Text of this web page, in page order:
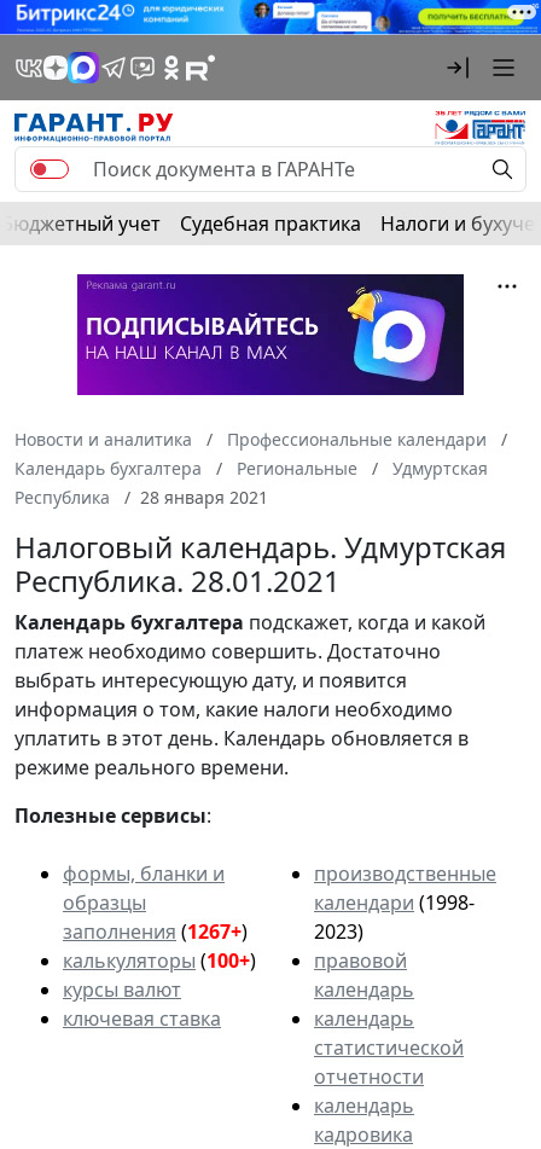
Бюджетный учет Судебная практика Налоги и
Новости и аналитика
Профессиональные календари
Календарь бухгалтера
Региональные
Удмуртская
Республика
28 января 2021
Налоговый календарь. Удмуртская
Республика. 28.01.2021
Календарьбухгалтера подскажет, когда и какой
платеж необходимо совершить. Достаточно
выбрать интересующую дату, и появится
информация о том, какие налоги необходимо
уплатить в этот день. Календарь обновляется в
режиме реального времени.
Полезные сервисы:
формы, бланки и
образцы
заполнения (1267+)
калькуляторы (100+)
курсы валют
ключевая ставка
производственные
календари (1998-
2023)
правовой
календарь
календарь
статистической
отчетности
календарь
кадровика